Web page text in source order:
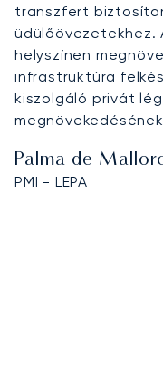
transzfert
üdülőövezetekhez.
helyszínen
infrastruktúra
kiszolgáló privát
Palma de
PMI - LEPA